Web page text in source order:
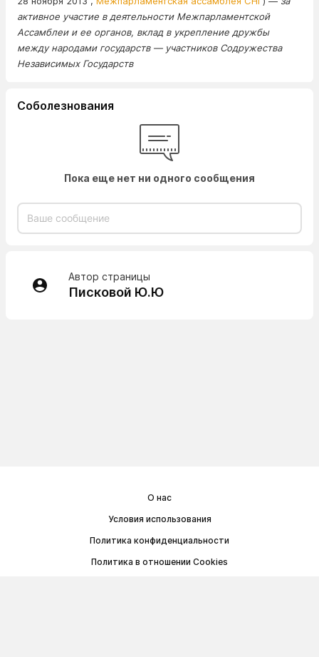
активное участие в деятельности Межпарламентской
Ассамблеи и ее органов, вклад в укрепление дружбы
между народами государств — участников Содружества
Независимых Государств
Соболезнования
Пока еще нет ни одного сообщения
Автор страницы
Писковой Ю.Ю
О нас
Условия использования
Политика конфиденциальности
Политика в отношении Cookies